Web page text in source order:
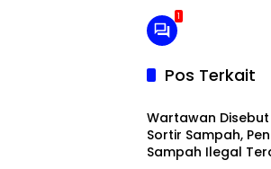
1
Pos Terkait
Peristiwa
Wartawan Disebut
Sortir Sampah,
Sampah Ilegal
Ragam